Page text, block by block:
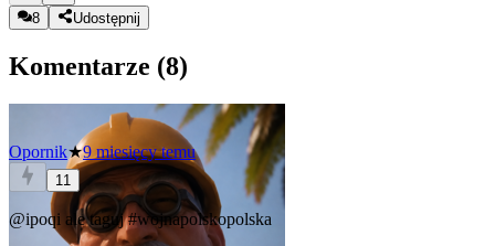
8
Udostępnij
Komentarze (8)
Opornik★9 miesięcy temu
11
@ipoqi ale taguj#wojnapolskopolska